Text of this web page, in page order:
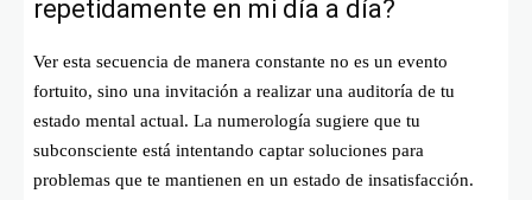
repetidamente en mi día a día?
Ver esta secuencia de manera constante no es un evento
fortuito, sino una invitación a realizar una auditoría de tu
estado mental actual. La numerología sugiere que tu
subconsciente está intentando captar soluciones para
problemas que te mantienen en un estado de insatisfacción.